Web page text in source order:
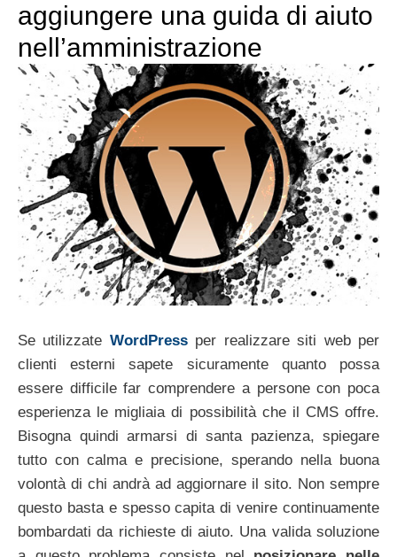
aggiungere una guida di aiuto
nell’amministrazione
Se utilizzate WordPressper realizzare siti web per
clienti esterni sapete sicuramente quanto possa
essere difficile far comprendere a persone con poca
esperienza le migliaia di possibilità che il CMS offre.
Bisogna quindi armarsi di santa pazienza, spiegare
tutto con calma e precisione, sperando nella buona
volontà di chi andrà ad aggiornare il sito. Non sempre
questo basta e spesso capita di venire continuamente
bombardati da richieste di aiuto. Una valida soluzione